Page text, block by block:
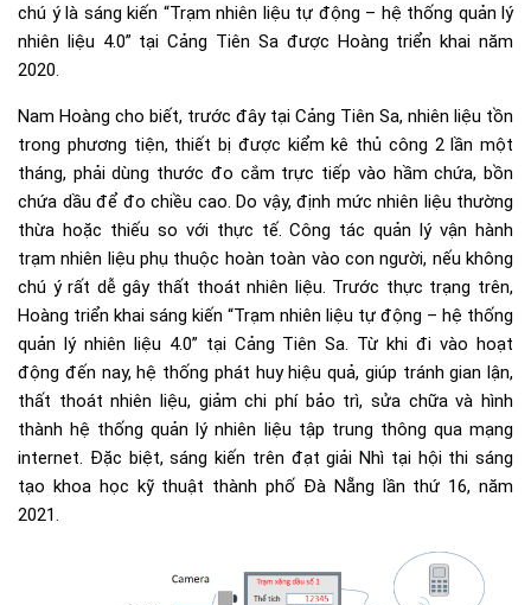
chú ý là sáng kiến “Trạm nhiên liệu tự động – hệ thống quản lý
nhiên liệu 4.0” tại Cảng Tiên Sa được Hoàng triển khai năm
2020.
Nam Hoàng cho biết, trước đây tại Cảng Tiên Sa, nhiên liệu tồn
trong phương tiện, thiết bị được kiểm kê thủ công 2 lần một
tháng, phải dùng thước đo cắm trực tiếp vào hầm chứa, bồn
chứa dầu để đo chiều cao. Do vậy, định mức nhiên liệu thường
thừa hoặc thiếu so với thực tế. Công tác quản lý vận hành
trạm nhiên liệu phụ thuộc hoàn toàn vào con người, nếu không
chú ý rất dễ gây thất thoát nhiên liệu. Trước thực trạng trên,
Hoàng triển khai sáng kiến “Trạm nhiên liệu tự động – hệ thống
quản lý nhiên liệu 4.0” tại Cảng Tiên Sa. Từ khi đi vào hoạt
động đến nay, hệ thống phát huy hiệu quả, giúp tránh gian lận,
thất thoát nhiên liệu, giảm chi phí bảo trì, sửa chữa và hình
thành hệ thống quản lý nhiên liệu tập trung thông qua mạng
internet. Đặc biệt, sáng kiến trên đạt giải Nhì tại hội thi sáng
tạo khoa học kỹ thuật thành phố Đà Nẵng lần thứ 16, năm
2021.